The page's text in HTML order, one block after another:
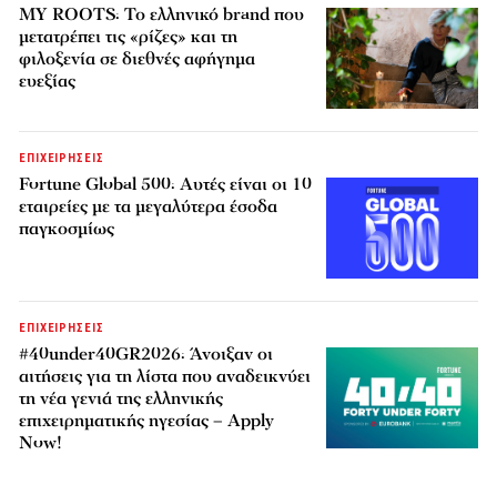
MY ROOTS: Το ελληνικό brand που
μετατρέπει τις «ρίζες» και τη
φιλοξενία σε διεθνές αφήγημα
ευεξίας
ΕΠΙΧΕΙΡΗΣΕΙΣ
Fortune Global 500: Αυτές είναι οι 10
εταιρείες με τα μεγαλύτερα έσοδα
παγκοσμίως
ΕΠΙΧΕΙΡΗΣΕΙΣ
#40under40GR2026: Άνοιξαν οι
αιτήσεις για τη λίστα που αναδεικνύει
τη νέα γενιά της ελληνικής
επιχειρηματικής ηγεσίας – Apply
Now!